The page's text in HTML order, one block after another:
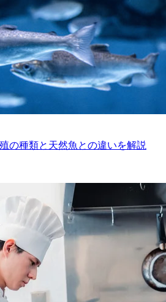
の種類と天然魚との違いを解説